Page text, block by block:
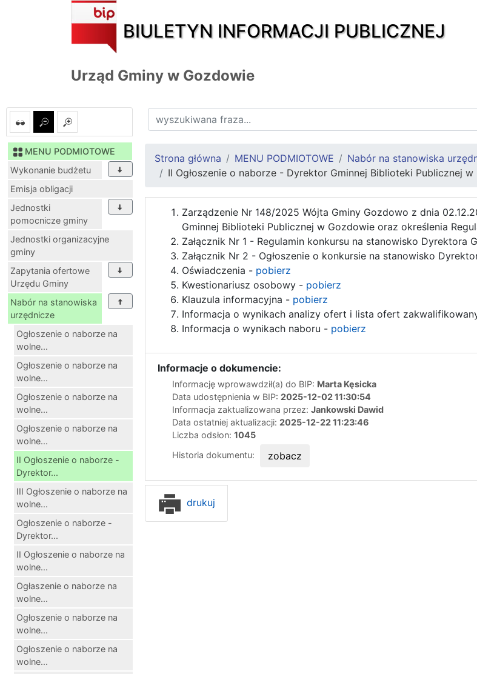
BIULETYN INFORMACJI PUBLICZNEJ
Urząd Gminy w Gozdowie
MENU PODMIOTOWE
Wykonanie budżetu
Emisja obligacji
Jednostki
pomocnicze gminy
Jednostki organizacyjne
gminy
Zapytania ofertowe
Urzędu Gminy
Nabór na stanowiska
urzędnicze
Ogłoszenie o naborze na
wolne...
Ogłoszenie o naborze na
wolne...
Ogłoszenie o naborze na
wolne...
Ogłoszenie o naborze na
wolne...
II Ogłoszenie o naborze -
Dyrektor...
III Ogłoszenie o naborze na
wolne...
Ogłoszenie o naborze -
Dyrektor...
II Ogłoszenie o naborze na
wolne...
Ogłaszenie o naborze na
wolne...
Ogłoszenie o naborze na
wolne...
Ogłoszenie o naborze na
wolne...
Strona główna MENU PODMIOTOWE
Nabór na stanowiska
II Ogłoszenie o naborze - Dyrektor Gminnej Biblioteki Publicznej
Zarządzenie Nr 148/2025 Wójta Gminy Gozdowo z dnia
Gminnej Biblioteki Publicznej w Gozdowie oraz określenia
Załącznik Nr 1 - Regulamin konkursu na stanowisko Dyrektora
Załącznik Nr 2 - Ogłoszenie o konkursie na stanowisko
Oświadczenia - pobierz
Kwestionariusz osobowy - pobierz
Klauzula informacyjna - pobierz
Informacja o wynikach analizy ofert i lista ofert
Informacja o wynikach naboru - pobierz
Informacje o dokumencie:
Informację wprowawdził(a) do BIP: Marta Kęsicka
Data udostępnienia w BIP: 2025-12-02 11:30:54
Informacja zaktualizowana przez: Jankowski Dawid
Data ostatniej aktualizacji: 2025-12-22 11:23:46
Liczba odsłon: 1045
Historia dokumentu:
zobacz
drukuj